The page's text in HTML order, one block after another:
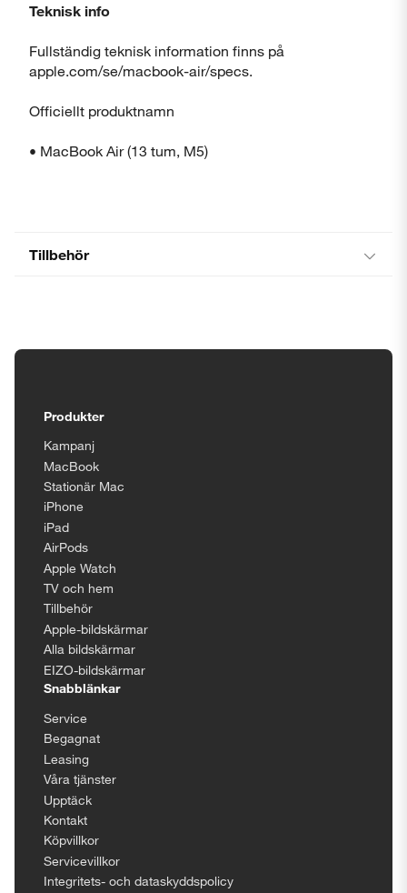
Teknisk info
Fullständig teknisk information finns på
apple.com/se/macbook-air/specs.
Officiellt produktnamn
• MacBook Air (13 tum, M5)
Tillbehör
Produkter
Kampanj
MacBook
Stationär Mac
iPhone
iPad
AirPods
Apple Watch
TV och hem
Tillbehör
Apple-bildskärmar
Alla bildskärmar
EIZO-bildskärmar
Snabblänkar
Service
Begagnat
Leasing
Våra tjänster
Upptäck
Kontakt
Köpvillkor
Servicevillkor
Integritets- och dataskyddspolicy